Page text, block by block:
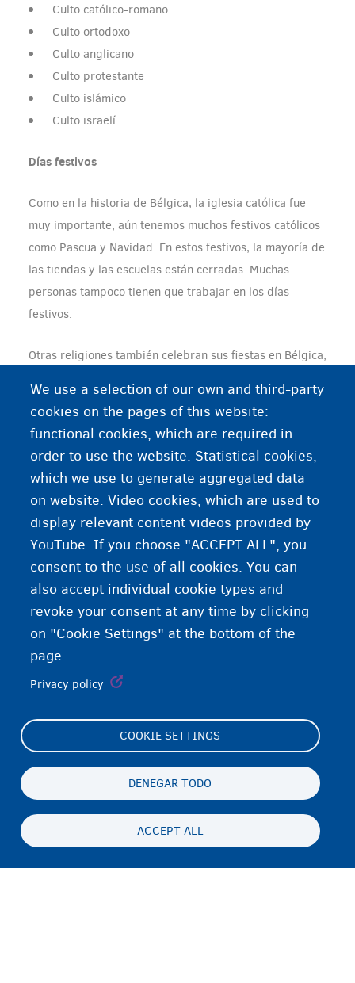
Culto católico-romano
Culto ortodoxo
Culto anglicano
Culto protestante
Culto islámico
Culto israelí
Días festivos
Como en la historia de Bélgica, la iglesia católica fue
muy importante, aún tenemos muchos festivos católicos
como Pascua y Navidad. En estos festivos, la mayoría de
las tiendas y las escuelas están cerradas. Muchas
personas tampoco tienen que trabajar en los días
festivos.
Otras religiones también celebran sus fiestas en Bélgica,
personas tienen que ir a trabajar e ir a la escuela.
Información adicional
Información sobre la libertad de religión
We use a selection of our own and third-party
cookies on the pages of this website:
functional cookies, which are required in
order to use the website. Statistical cookies,
which we use to generate aggregated data
on website. Video cookies, which are used to
display relevant content videos provided by
YouTube. If you choose "ACCEPT ALL", you
consent to the use of all cookies. You can
also accept individual cookie types and
revoke your consent at any time by clicking
on "Cookie Settings" at the bottom of the
page.
Privacy policy
COOKIE SETTINGS
DENEGAR TODO
ACCEPT ALL
Footer
(menu)
Cookie Settings
Privacidad y descargo de responsabilidad
ES
Persistent
menu